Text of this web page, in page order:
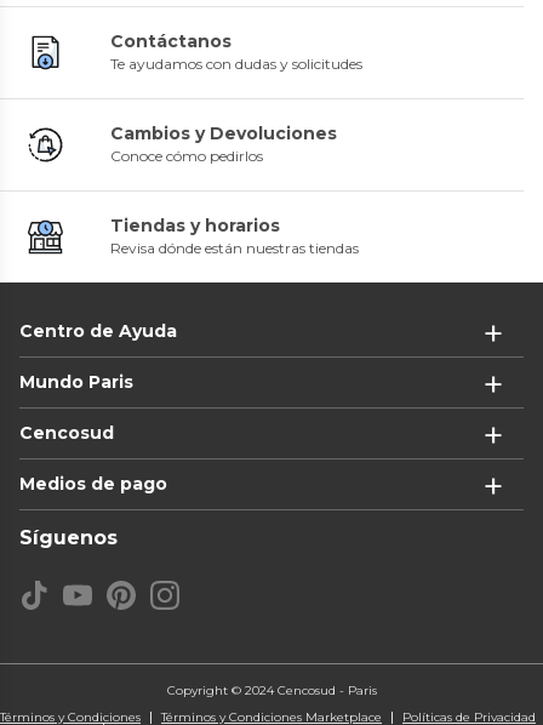
Contáctanos
Te ayudamos con dudas y solicitudes
Cambios y Devoluciones
Conoce cómo pedirlos
Tiendas y horarios
Revisa dónde están nuestras tiendas
Centro de Ayuda
Mundo Paris
Cencosud
Medios de pago
Síguenos
Copyright © 2024 Cencosud - Paris
Términos y Condiciones
Términos y Condiciones Marketplace Políticas de Privacidad